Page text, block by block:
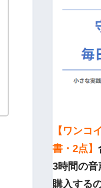
【ワンコ
書・2点】
3時間の音
購入する